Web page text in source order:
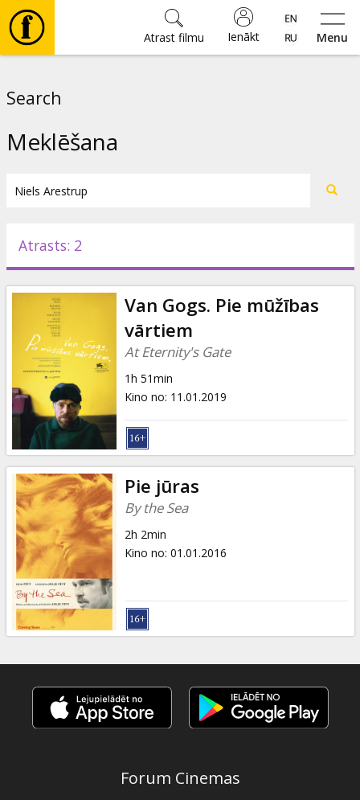
Menu
Ienākt
Atrast filmu
Pasākumi
Ziņas
Dāvanu
kartes
Uzkodas
B2B
Kino
Klubs
Search
Meklēšana
Atrasts: 2
Van Gogs. Pie mūžības
vārtiem
At Eternity's Gate
1h 51min
Kino no: 11.01.2019
Pie jūras
By the Sea
2h 2min
Kino no: 01.01.2016
Forum Cinemas